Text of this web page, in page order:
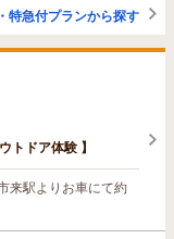
特急付プランから探す
トドア体験 】
来駅よりお車にて約